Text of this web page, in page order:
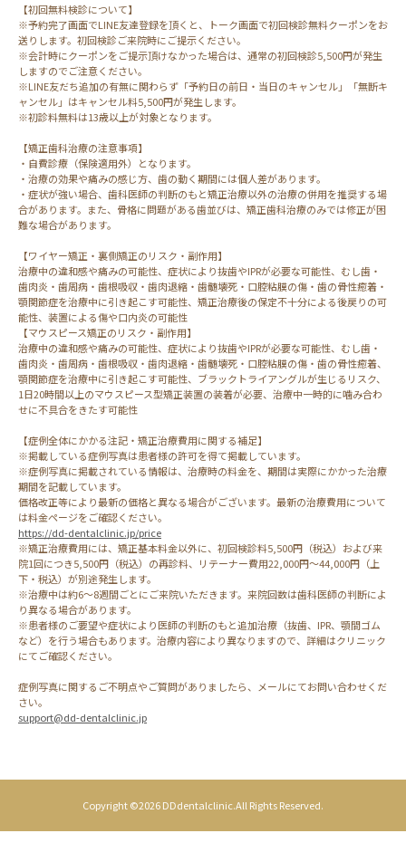
【初回無料検診について】
※予約完了画面でLINE友達登録を頂くと、トーク画面で初回検診無料クーポンをお
送りします。初回検診ご来院時にご提示ください。
※会計時にクーポンをご提示頂けなかった場合は、通常の初回検診5,500円が発生
しますのでご注意ください。
※LINE友だち追加の有無に関わらず「予約日の前日・当日のキャンセル」「無断キ
ャンセル」はキャンセル料5,500円が発生します。
※初診料無料は13歳以上が対象となります。
【矯正歯科治療の注意事項】
・自費診療（保険適用外）となります。
・治療の効果や痛みの感じ方、歯の動く期間には個人差があります。
・症状が強い場合、歯科医師の判断のもと矯正治療以外の治療の併用を推奨する場
合があります。また、骨格に問題がある歯並びは、矯正歯科治療のみでは修正が困
難な場合があります。
【ワイヤー矯正・裏側矯正のリスク・副作用】
治療中の違和感や痛みの可能性、症状により抜歯やIPRが必要な可能性、むし歯・
歯肉炎・歯周病・歯根吸収・歯肉退縮・歯髄壊死・口腔粘膜の傷・歯の骨性癒着・
顎関節症を治療中に引き起こす可能性、矯正治療後の保定不十分による後戻りの可
能性、装置による傷や口内炎の可能性
【マウスピース矯正のリスク・副作用】
治療中の違和感や痛みの可能性、症状により抜歯やIPRが必要な可能性、むし歯・
歯肉炎・歯周病・歯根吸収・歯肉退縮・歯髄壊死・口腔粘膜の傷・歯の骨性癒着、
顎関節症を治療中に引き起こす可能性、ブラックトライアングルが生じるリスク、
1日20時間以上のマウスピース型矯正装置の装着が必要、治療中一時的に噛み合わ
せに不具合をきたす可能性
【症例全体にかかる注記・矯正治療費用に関する補足】
※掲載している症例写真は患者様の許可を得て掲載しています。
※症例写真に掲載されている情報は、治療時の料金を、期間は実際にかかった治療
期間を記載しています。
価格改正等により最新の価格と異なる場合がございます。最新の治療費用について
は料金ページをご確認ください。
https://dd-dentalclinic.jp/price
※矯正治療費用には、矯正基本料金以外に、初回検診料5,500円（税込）および来
院1回につき5,500円（税込）の再診料、リテーナー費用22,000円～44,000円（上
下・税込）が別途発生します。
※治療中は約6～8週間ごとにご来院いただきます。来院回数は歯科医師の判断によ
り異なる場合があります。
※患者様のご要望や症状により医師の判断のもと追加治療（抜歯、IPR、顎間ゴム
など）を行う場合もあります。治療内容により異なりますので、詳細はクリニック
にてご確認ください。
症例写真に関するご不明点やご質問がありましたら、メールにてお問い合わせくだ
さい。
support@dd-dentalclinic.jp
Copyright ©2026 DDdentalclinic.All Rights Reserved.